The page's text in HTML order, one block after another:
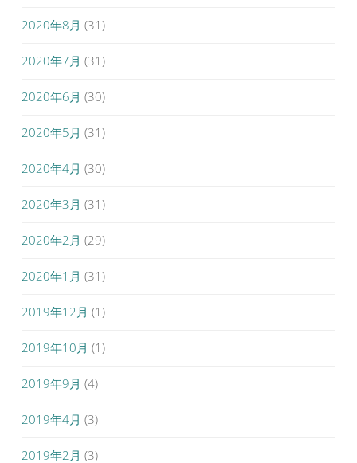
2020年8月 (31)
2020年7月 (31)
2020年6月 (30)
2020年5月 (31)
2020年4月 (30)
2020年3月 (31)
2020年2月 (29)
2020年1月 (31)
2019年12月 (1)
2019年10月 (1)
2019年9月 (4)
2019年4月 (3)
2019年2月 (3)